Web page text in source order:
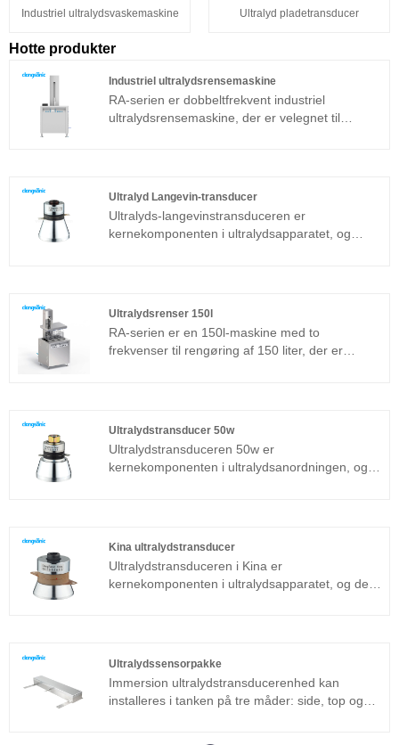
Industriel ultralydsvaskemaskine Ultralyd pladetransducer
Hotte produkter
Industriel ultralydsrensemaskine
RA-serien er dobbeltfrekvent industriel
ultralydsrensemaskine, der er velegnet til
behov for fejlfinding på stedet.
Ultralyd Langevin-transducer
Ultralyds-langevinstransduceren er
kernekomponenten i ultralydsapparatet, og
magnetostriktive struktur.
Ultralydsrenser 150l
RA-serien er en 150l-maskine med to
frekvenser til rengøring af 150 liter, der er
rengøringseffektivitet, enkle operationer og intet
behov for fejlfinding på stedet. Ultralydsrenser
150l kan bruges meget i metalprodukter, bildele,
Ultralydstransducer 50w
Ultralydstransduceren 50w er
kernekomponenten i ultralydsanordningen, og
magnetostriktive struktur.
Kina ultralydstransducer
Ultralydstransduceren i Kina er
kernekomponenten i ultralydsapparatet, og dets
Ultralydssensorpakke
Immersion ultralydstransducerenhed kan
installeres i tanken på tre måder: side, top og